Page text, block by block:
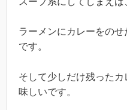
ラーメンにカレーをの
です。
そして少しだけ残った
味しいです。